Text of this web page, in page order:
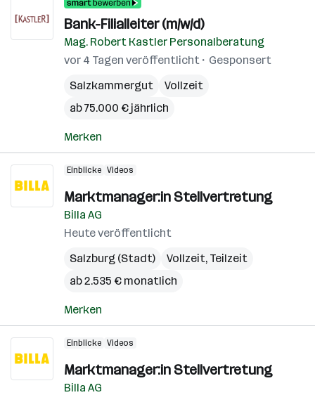
Bank-Filialleiter (m/w/d)
Mag. Robert Kastler Personalberatung
vor 4 Tagen veröffentlicht
Gesponsert
Salzkammergut
Vollzeit
ab 75.000 € jährlich
Merken
Einblicke Videos
Marktmanager:in Stellvertretung
Billa AG
Heute veröffentlicht
Salzburg (Stadt)
Vollzeit, Teilzeit
ab 2.535 € monatlich
Merken
Einblicke Videos
Marktmanager:in Stellvertretung
Billa AG